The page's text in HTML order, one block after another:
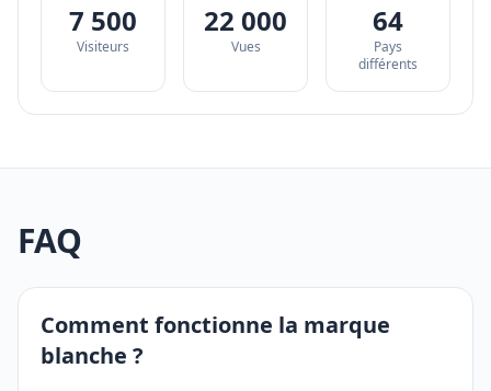
7 500
Visiteurs
22 000
Vues
64
Pays
différents
FAQ
Comment fonctionne la marque
blanche ?